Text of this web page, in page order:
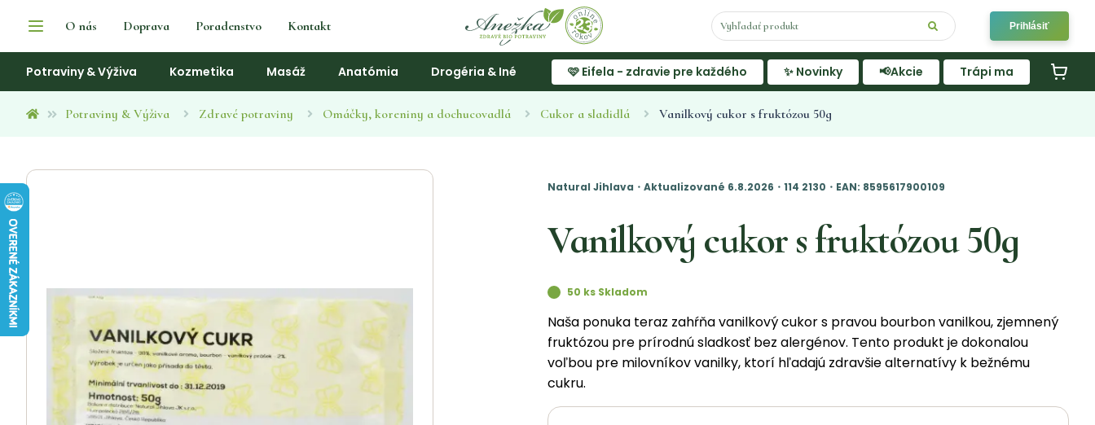
O nás Doprava Poradenstvo Kontakt Prihlásiť
Potraviny & Výživa Kozmetika Masáž Anatómia Drogéria & Iné 🩷 Eifela - zdravie pre každého ✨ Novinky 📢Akcie Trápi ma
Potraviny & Výživa Zdravé potraviny Omáčky, koreniny a dochucovadlá Cukor a sladidlá Vanilkový cukor s fruktózou 50g
Natural Jihlava・Aktualizované 6.8.2026・114 2130・EAN: 8595617900109
Vanilkový cukor s fruktózou 50g
50 ks Skladom
Naša ponuka teraz zahŕňa vanilkový cukor s pravou bourbon vanilkou, zjemnený
fruktózou pre prírodnú sladkosť bez alergénov. Tento produkt je dokonalou
voľbou pre milovníkov vanilky, ktorí hľadajú zdravšie alternatívy k bežnému
cukru.